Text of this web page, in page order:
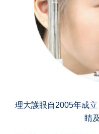
理大護眼自2005年成
睛